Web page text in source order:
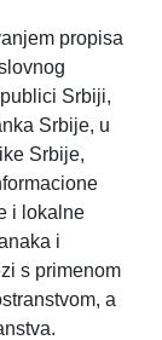
propisa
Srbiji,
Srbije, u
Srbije,
i lokalne
i
s primenom
a